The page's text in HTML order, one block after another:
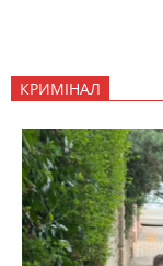
КРИМІНАЛ